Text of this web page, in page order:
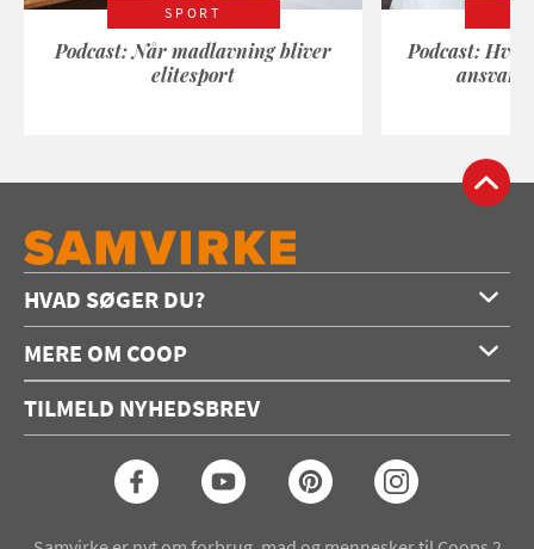
SPORT
Podcast: Når madlavning bliver
elitesport
Podcast:
HVAD SØGER DU?
Opskrifter
Konkurrencer
Seneste Samvirke-magasin
MERE OM COOP
Annoncering
Coop medlem
TILMELD NYHEDSBREV